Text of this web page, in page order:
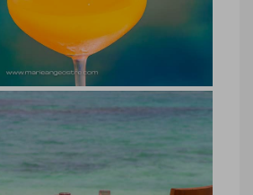
Plage, cuisine © Marie-
Plage, cocktail